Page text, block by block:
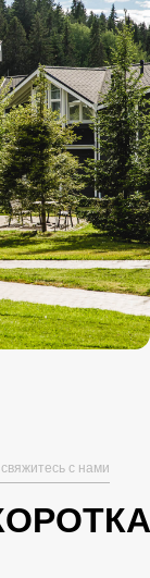
свяжитесь с нами